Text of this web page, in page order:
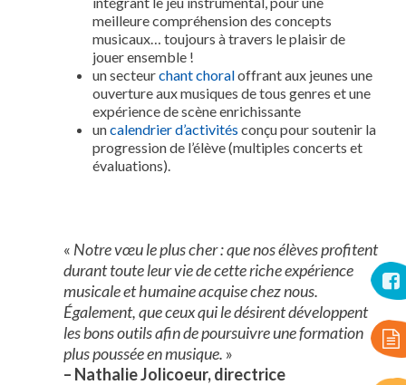
meilleure compréhension des concepts
musicaux… toujours à travers le plaisir de
jouer ensemble !
un secteurchant choraloffrant aux jeunes une
ouverture aux musiques de tous genres et une
expérience de scène enrichissante
uncalendrier d’activités conçu pour soutenir la
progression de l’élève (multiples concerts et
évaluations).
« Notre vœu le plus cher : que nos élèves profitent
durant toute leur vie de cette riche expérience
musicale et humaine acquise chez nous.
Également, que ceux qui ledésirent développent
les bons outils afin de poursuivre une formation
plus poussée en musique. »
– Nathalie Jolicoeur, directrice